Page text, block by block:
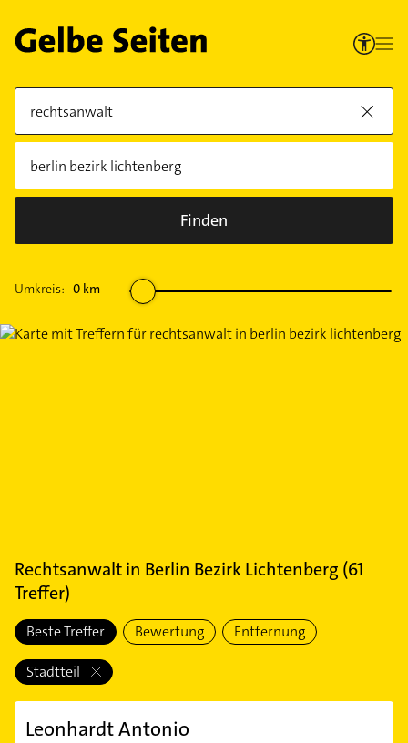
Finden
Umkreis: 0 km
Rechtsanwaltin Berlin Bezirk Lichtenberg (61
Treffer)
Beste Treffer Bewertung Entfernung
Stadtteil
Leonhardt Antonio